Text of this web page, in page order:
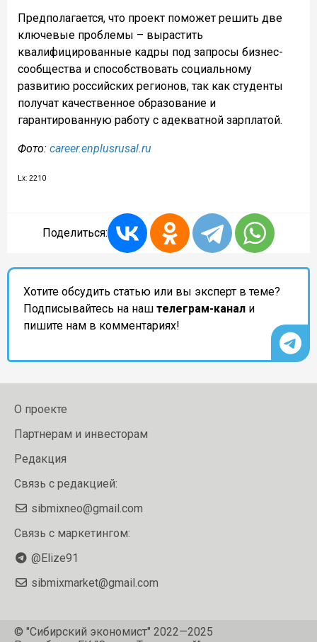
Предполагается, что проект поможет решить две
ключевые проблемы – вырастить
квалифицированные кадры под запросы бизнес-
сообщества и способствовать социальному
развитию российских регионов, так как студенты
получат качественное образование и
гарантированную работу с адекватной зарплатой.
Фото: career.enplusrusal.ru
Lx: 2210
Поделиться:
Хотите обсудить статью или вы эксперт в теме?
Подписывайтесь на наш телеграм-канал и
пишите нам в комментариях!
О проекте
Партнерам и инвесторам
Редакция
Связь с редакцией:
sibmixneo@gmail.com
Связь с маркетингом:
@Elize91
sibmixmarket@gmail.com
© "Сибирский экономист" 2022—2025